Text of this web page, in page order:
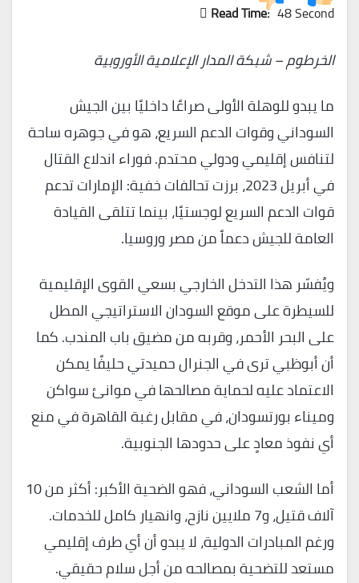
Read Time: 48 Second
الخرطوم – شبكة المدار الإعلامية الأوروبية
ما يبدو للوهلة الأولى صراعًا داخليًا بين الجيش
السوداني وقوات الدعم السريع، هو في جوهره ساحة
لتنافس إقليمي ودولي محتدم. فوراء اندلاع القتال
في أبريل 2023، برزت تحالفات خفية: الإمارات تدعم
قوات الدعم السريع لوجستيًا، بينما تتلقى القيادة
العامة للجيش دعماً من مصر وروسيا.
ويُفسّر هذا التدخل الخارجي بسعي القوى الإقليمية
للسيطرة على موقع السودان الاستراتيجي المطل
على البحر الأحمر، وقربه من مضيق باب المندب. كما
أن أبوظبي ترى في الجنرال حميدتي حليفًا يمكن
الاعتماد عليه لحماية مصالحها في موانئ سواكن
وميناء بورتسودان، في مقابل رغبة القاهرة في منع
أي نفوذ معادٍ على حدودها الجنوبية.
أما الشعب السوداني، فهو الضحية الأكبر: أكثر من 10
آلاف قتيل، و7 ملايين نازح، وانهيار كامل للخدمات.
ورغم المبادرات الدولية، لا يبدو أن أي طرف إقليمي
مستعد للتضحية بمصالحه من أجل سلام حقيقي.